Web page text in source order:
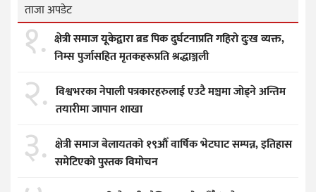
ताजा अपडेट
१. क्षेत्री समाज यूकेद्वारा ब्रड पिक दुर्घटनाप्रति गहिरो दुःख व्यक्त,
निम्स पुर्जासहित मृतकहरूप्रति श्रद्धाञ्जली
२. विश्वभरका नेपाली पत्रकारहरुलाई एउटै मञ्चमा जोड्ने अन्तिम
तयारीमा जापान शाखा
३. क्षेत्री समाज बेलायतको १९औँ वार्षिक भेटघाट सम्पन्न, इतिहास
समेटिएको पुस्तक विमोचन